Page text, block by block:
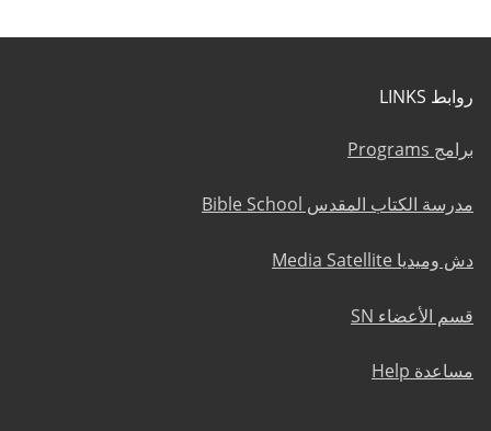
روابط LINKS
برامج Programs
مدرسة الكتاب المقدس Bible School
دش وميديا Media Satellite
قسم الأعضاء SN
مساعدة Help